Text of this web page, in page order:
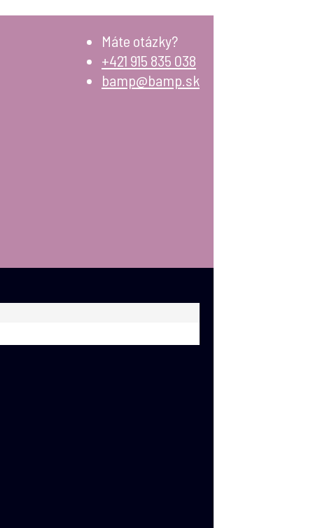
Máte otázky?
+421 915 835 038
bamp@bamp.sk